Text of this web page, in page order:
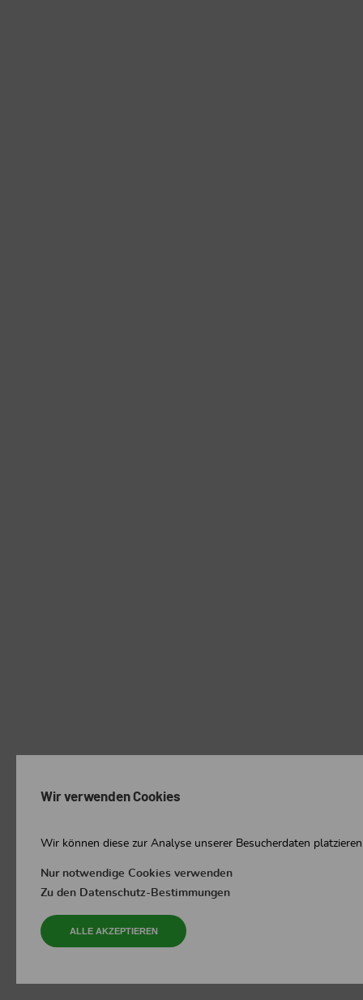
Wir verwenden Cookies
Wir können diese zur Analyse unserer Besucherdaten
Nur notwendige Cookies verwenden
Zu den Datenschutz-Bestimmungen
ALLE AKZEPTIEREN